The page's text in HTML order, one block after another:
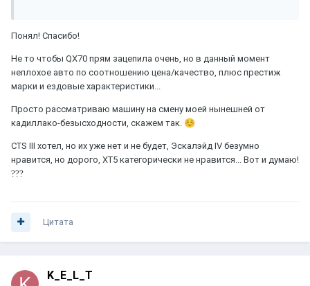
Понял! Спасибо!
Не то чтобы QX70 прям зацепила очень, но в данный момент
неплохое авто по соотношению цена/качество, плюс престиж
марки и ездовые характеристики...
Просто рассматриваю машину на смену моей нынешней от
кадиллако-безысходности, скажем так. ☺️
CTS III хотел, но их уже нет и не будет, Эскалэйд IV безумно
нравится, но дорого, XT5 категорически не нравится... Вот и думаю!
???
Цитата
K_E_L_T